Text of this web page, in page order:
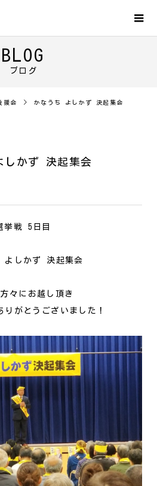
BLOG
ブログ
援会 かなうち よしかず 決起集会
しかず 決起集会
挙戦 5日目
よしかず 決起集会
々にお越し頂き
りがとうございました！